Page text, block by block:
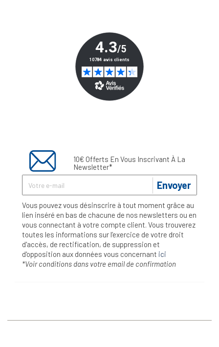
10€ Offerts En Vous Inscrivant À La
Newsletter*
Envoyer
Vous pouvez vous désinscrire à tout moment grâce au
lien inséré en bas de chacune de nos newsletters ou en
vous connectant à votre compte client. Vous trouverez
toutes les informations sur l’exercice de votre droit
d'accès, de rectification, de suppression et
d'opposition aux données vous concernant ici
*Voir conditions dans votre email de confirmation